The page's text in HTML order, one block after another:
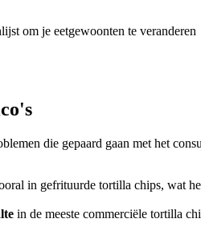
om je eetgewoonten te veranderen
die gepaard gaan met het
in gefrituurde tortilla chips, wat
in de meeste commerciële tortilla